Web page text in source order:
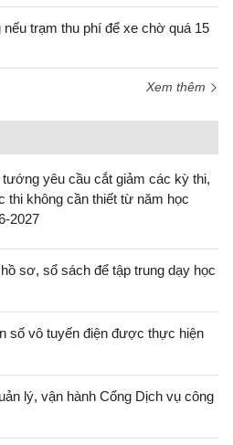
nếu trạm thu phí để xe chờ quá 15
Xem thêm
tướng yêu cầu cắt giảm các kỳ thi,
thi không cần thiết từ năm học
2027
sơ, sổ sách để tập trung dạy học
số vô tuyến điện được thực hiện
lý, vận hành Cổng Dịch vụ công